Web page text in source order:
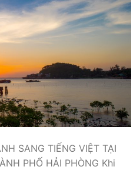
SANG TIẾNG VIỆT TẠI
PHỐ HẢI PHÒNG Khi